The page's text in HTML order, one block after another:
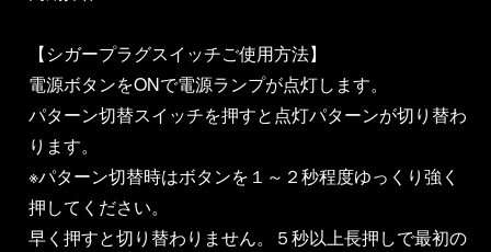
【シガープラグスイッチご使用方法】
電源ボタンをONで電源ランプが点灯します。
パターン切替スイッチを押すと点灯パターンが切り替わ
ります。
※パターン切替時はボタンを１～２秒程度ゆっくり強く
押してください。
早く押すと切り替わりません。５秒以上長押しで最初の